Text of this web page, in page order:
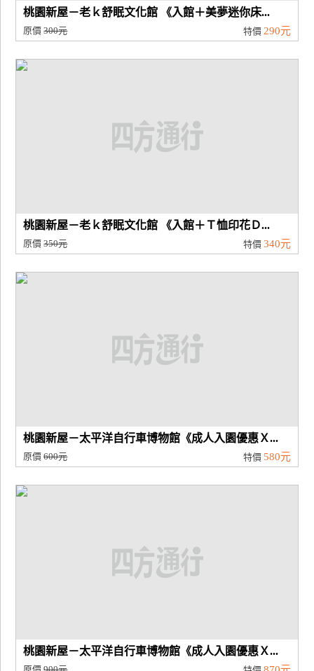
桃園新屋－老ｋ舒眠文化館 《入館＋美夢迷你床...
原價300元 特價 290元
桃園新屋－老ｋ舒眠文化館 《入館＋Ｔ恤印花Ｄ...
原價350元 特價 340元
桃園新屋－太平洋自行車博物館《成人入園優惠Ｘ...
原價600元 特價 580元
桃園新屋－太平洋自行車博物館《成人入園優惠Ｘ...